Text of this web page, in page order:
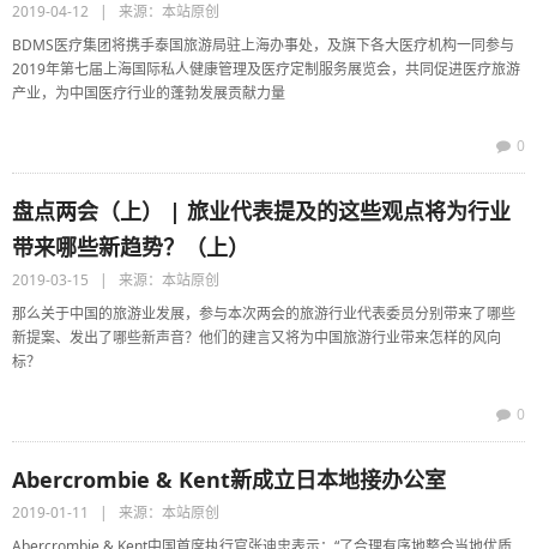
2019-04-12 | 来源：本站原创
BDMS医疗集团将携手泰国旅游局驻上海办事处，及旗下各大医疗机构一同参与
2019年第七届上海国际私人健康管理及医疗定制服务展览会，共同促进医疗旅游
产业，为中国医疗行业的蓬勃发展贡献力量
0
盘点两会（上） | 旅业代表提及的这些观点将为行业
带来哪些新趋势？（上）
2019-03-15 | 来源：本站原创
那么关于中国的旅游业发展，参与本次两会的旅游行业代表委员分别带来了哪些
新提案、发出了哪些新声音？他们的建言又将为中国旅游行业带来怎样的风向
标？
0
Abercrombie & Kent新成立日本地接办公室
2019-01-11 | 来源：本站原创